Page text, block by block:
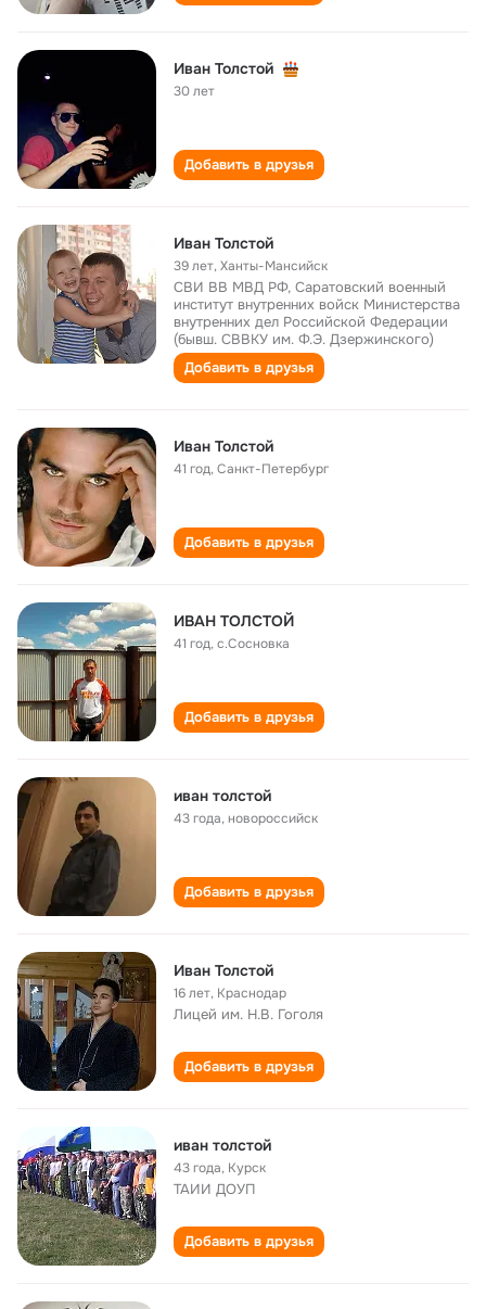
Иван Толстой
30 лет
Добавить в друзья
Иван Толстой
39 лет,Ханты-Мансийск
СВИ ВВ МВД РФ, Саратовский военный
институт внутренних войск Министерства
внутренних дел Российской Федерации
(бывш. СВВКУ им. Ф.Э. Дзержинского)
Добавить в друзья
Иван Толстой
41 год,Санкт-Петербург
Добавить в друзья
ИВАН ТОЛСТОЙ
41 год,с.Сосновка
Добавить в друзья
иван толстой
43 года,новороссийск
Добавить в друзья
Иван Толстой
16 лет, Краснодар
Лицей им. Н.В. Гоголя
Добавить в друзья
иван толстой
43 года, Курск
ТАИИ ДОУП
Добавить в друзья